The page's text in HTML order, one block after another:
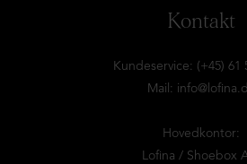
Kontakt
Kundeservice: (+45) 61
Mail:
Hovedkontor:
Lofina / Shoebox